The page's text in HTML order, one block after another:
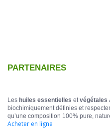
PARTENAIRES
Les huiles essentielles etvégétales
biochimiquement définies et
qu’une composition 100% pure,
Acheter en ligne